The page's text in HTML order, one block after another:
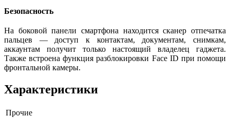
Безопасность
На боковой панели смартфона находится сканер отпечатка
пальцев ― доступ к контактам, документам, снимкам,
аккаунтам получит только настоящий владелец гаджета.
Также встроена функция разблокировки Face ID при помощи
фронтальной камеры.
Характеристики
Прочие